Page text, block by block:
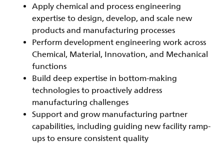
Apply chemical and process engineering
expertise to design, develop, and scale new
products and manufacturing processes
Perform development engineering work across
Chemical, Material, Innovation, and Mechanical
functions
Build deep expertise in bottom-making
technologies to proactively address
manufacturing challenges
Support and grow manufacturing partner
capabilities, including guiding new facility ramp-
ups to ensure consistent quality